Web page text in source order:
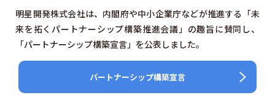
明星開発株式会社は、内閣府や中小企業庁などが推進する「未
来を拓くパートナーシップ構築推進会議」の趣旨に賛同し、
「パートナーシップ構築宣言」を公表しました。
パートナーシップ構築宣言